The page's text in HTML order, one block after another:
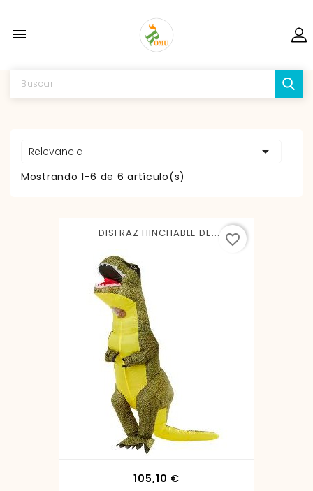

Relevancia 
Mostrando 1-6 de 6 artículo(s)
-DISFRAZ HINCHABLE DE...
105,10 €Precio
favorite_border